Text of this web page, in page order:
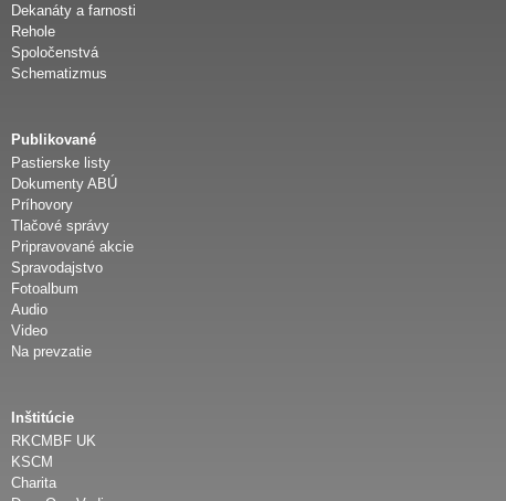
Dekanáty a farnosti
Rehole
Spoločenstvá
Schematizmus
Publikované
Pastierske listy
Dokumenty ABÚ
Príhovory
Tlačové správy
Pripravované akcie
Spravodajstvo
Fotoalbum
Audio
Video
Na prevzatie
Inštitúcie
RKCMBF UK
KSCM
Charita